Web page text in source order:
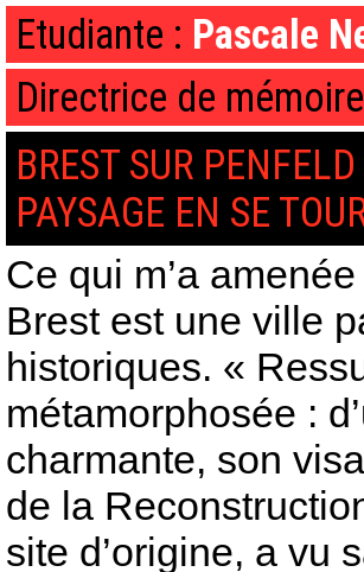
Etudiante : Pascale
Directrice de
BREST SUR
PAYSAGE EN SE
Ce qui m’a
Brest est une ville
historiques. «
métamorphosée :
charmante, son
de la
site d’origine, a vu